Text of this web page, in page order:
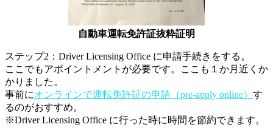
自動車運転免許証抜粋証明
ステップ2：Driver Licensing Office に申請手続きをする。
ここでもアポイントメントが必要です。ここも１か月近くか
かりました。
事前にオンラインで運転免許証の申請（pre-apply online） す
るのがおすすめ。
※Driver Licensing Office に行った時に時間を節約できます。